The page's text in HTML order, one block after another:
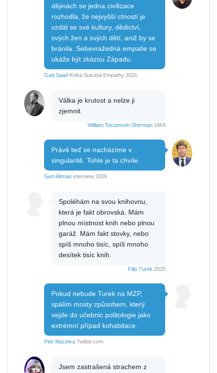
dějinách se jedna civilizace
rozhodla, že nejvyšší ctností je
vzdát se své kultury, dědictví,
svých žen a svých dětí, aniž by se
bránila. Sebevražedná empatie se
ukáže být zkázou Západu.
Gad Saad Kniha Suicidal Empathy 2026
Válka je krutost a nelze ji
zjemnit.
William Tecumseh Sherman 1864
Právě teď se nacházíme v
singularitě. Tohle je ta chvíle.
Sam Altman interview 2026
Spoléhám na svou knihovnu,
která je fakt obrovská. Mám
plnou místnost knih nebo plnou
garáž. Mám fakt stovky, nebo
spíš mnoho tisíc, spíš mnoho
desítek tisíc knih.
Filip Turek 2025
Pokud nebude Turek na MZP,
spálím mosty způsobem, který
vejde do učebnic politologie jako
extrémní případ kohabitace.
Petr Macinka Twitter.com
Jsem zastrašená strachem z